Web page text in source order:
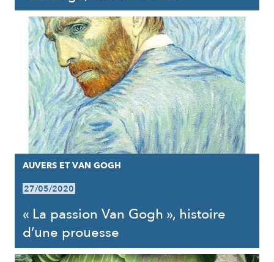
AUVERS ET VAN GOGH
27/05/2020
« La passion Van Gogh », histoire
d’une prouesse